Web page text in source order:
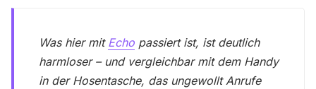
Was hier mit Echo passiert ist, ist deutlich
harmloser – und vergleichbar mit dem Handy
in der Hosentasche, das ungewollt Anrufe